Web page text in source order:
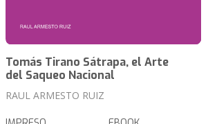
Tomás Tirano Sátrapa, el Arte
del Saqueo Nacional
RAUL ARMESTO RUIZ